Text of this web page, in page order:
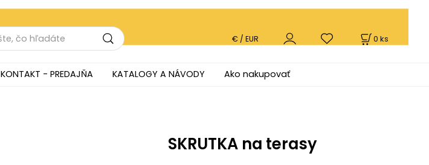
0 ks
€ / EUR
KONTAKT - PREDAJŇA KATALOGY A NÁVODY Ako nakupovať
SKRUTKA na terasy